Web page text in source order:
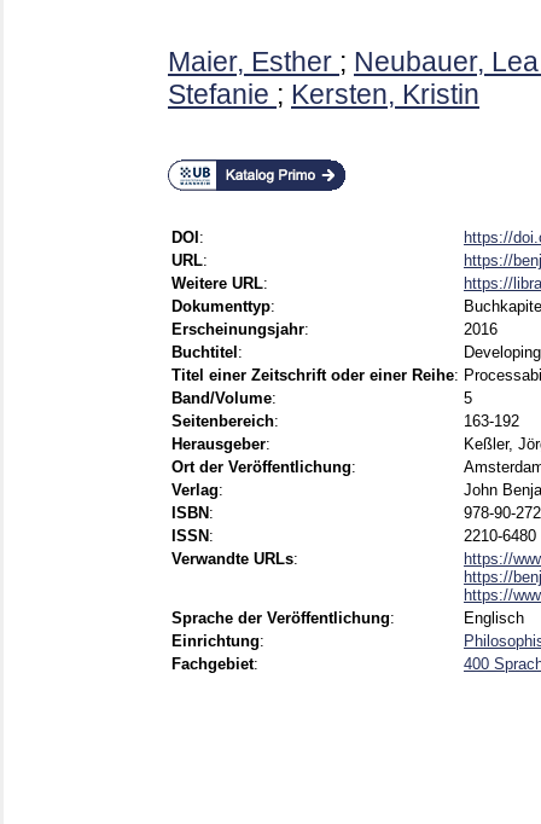
Maier, Esther ; Neubauer, Lea
Stefanie ; Kersten, Kristin
DOI :
https://
URL:
https://
Weitere URL:
https://
Dokumenttyp:
Erscheinungsjahr:
2016
Buchtitel :
Titel einer Zeitschrift oder einer Reihe:
Band/Volume:
5
Seitenbereich:
163-192
Herausgeber:
Keßler,
Ort der Veröffentlichung:
Verlag:
John
ISBN :
978-90-
ISSN :
2210-6480
Verwandte URLs:
https://
https://
https://
Sprache der Veröffentlichung:
Englisch
Einrichtung:
Fachgebiet: 400